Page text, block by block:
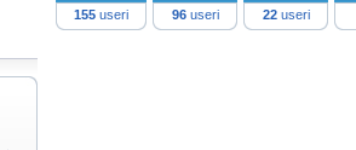
155 useri 96useri 22useri